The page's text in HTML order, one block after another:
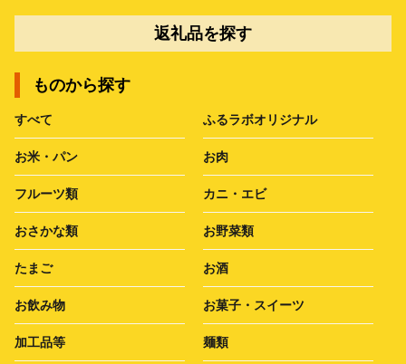
返礼品を探す
ものから探す
すべて ふるラボオリジナル
お米・パン お肉
フルーツ類 カニ・エビ
おさかな類 お野菜類
たまご お酒
お飲み物 お菓子・スイーツ
加工品等 麺類